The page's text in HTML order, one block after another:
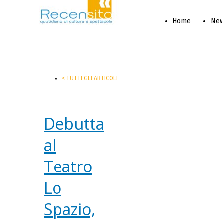
Home
< TUTTI GLI ARTICOLI
Debutta
al
Teatro
Lo
Spazio,